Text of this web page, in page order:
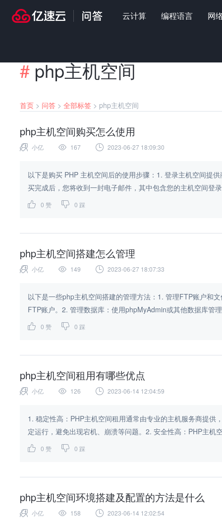
云计算 编程语言 网
#php主机空间
首页 > 问答 > 全部标签 > php主机空间
php主机空间购买怎么使用
小亿 167 2023-06-27 18:09:30
以下是购买 PHP 主机空间后的使用步骤：1. 登录主机空间提
买完成后，您将收到一封电子邮件，其中包含您的主机空间登
0 赞 0 踩
php主机空间搭建怎么管理
小亿 149 2023-06-27 18:07:33
以下是一些php主机空间搭建的管理方法：1. 管理FTP账户和
FTP账户。2. 管理数据库：使用phpMyAdmin或其他数据库管
0 赞 0 踩
php主机空间租用有哪些优点
小亿 126 2023-06-14 12:04:59
1. 稳定性高：PHP主机空间租用通常由专业的主机服务商提
定运行，避免出现宕机、崩溃等问题。2. 安全性高：PHP主机
0 赞 0 踩
php主机空间环境搭建及配置的方法是什么
小亿 158 2023-06-14 12:02:54